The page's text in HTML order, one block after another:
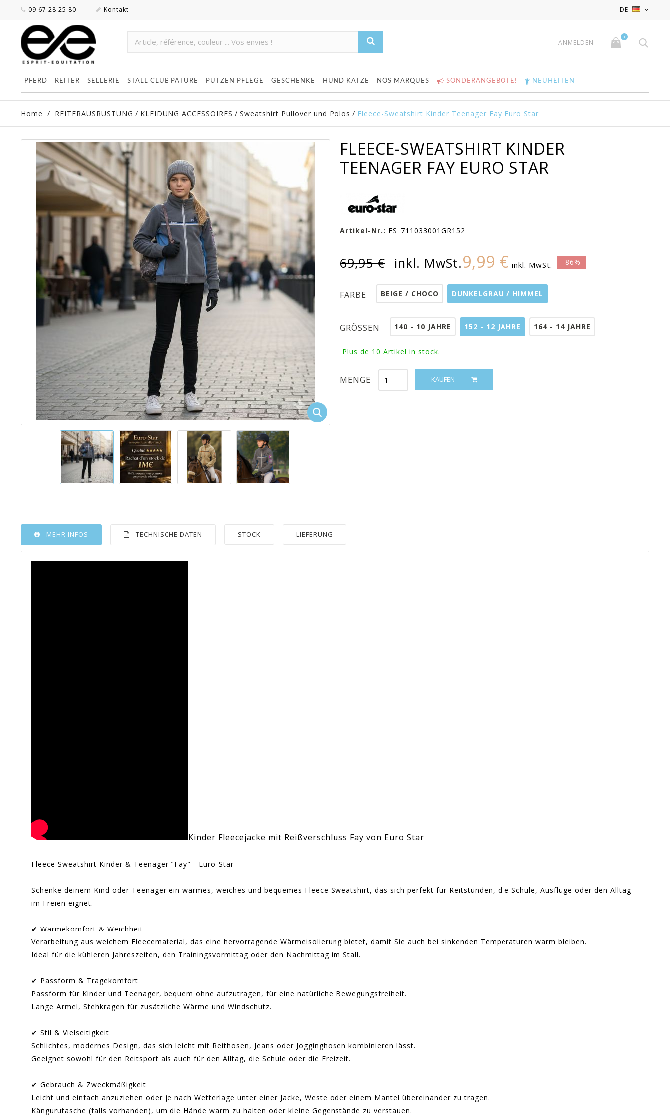
DE
09 67 28 25 80 Kontakt
ANMELDEN
0
PFERD REITER SELLERIE STALL CLUB PATURE PUTZEN PFLEGE GESCHENKE HUND KATZE NOS MARQUES SONDERANGEBOTE! NEUHEITEN
Home / REITERAUSRÜSTUNG / KLEIDUNG ACCESSOIRES / Sweatshirt Pullover und Polos / Fleece-Sweatshirt Kinder Teenager Fay Euro Star
FLEECE-SWEATSHIRT KINDER
TEENAGER FAY EURO STAR
Artikel-Nr.: ES_711033001GR152
69,95 € inkl. MwSt.9,99 € inkl. MwSt. -86%
FARBE BEIGE / CHOCO DUNKELGRAU / HIMMEL
GRÖSSEN 140 - 10 JAHRE 152 - 12 JAHRE 164 - 14 JAHRE
Plus de 10 Artikel in stock.
MENGE KAUFEN
MEHR INFOS TECHNISCHE DATEN STOCK LIEFERUNG
Kinder Fleecejacke mit Reißverschluss Fay von Euro Star
Fleece Sweatshirt Kinder & Teenager "Fay" - Euro-Star
Schenke deinem Kind oder Teenager ein warmes, weiches und bequemes Fleece Sweatshirt, das sich perfekt für Reitstunden, die Schule, Ausflüge oder den Alltag
im Freien eignet.
✔ Wärmekomfort & Weichheit
Verarbeitung aus weichem Fleecematerial, das eine hervorragende Wärmeisolierung bietet, damit Sie auch bei sinkenden Temperaturen warm bleiben.
Ideal für die kühleren Jahreszeiten, den Trainingsvormittag oder den Nachmittag im Stall.
✔ Passform & Tragekomfort
Passform für Kinder und Teenager, bequem ohne aufzutragen, für eine natürliche Bewegungsfreiheit.
Lange Ärmel, Stehkragen für zusätzliche Wärme und Windschutz.
✔ Stil & Vielseitigkeit
Schlichtes, modernes Design, das sich leicht mit Reithosen, Jeans oder Jogginghosen kombinieren lässt.
Geeignet sowohl für den Reitsport als auch für den Alltag, die Schule oder die Freizeit.
✔ Gebrauch & Zweckmäßigkeit
Leicht und einfach anzuziehen oder je nach Wetterlage unter einer Jacke, Weste oder einem Mantel übereinander zu tragen.
Kängurutasche (falls vorhanden), um die Hände warm zu halten oder kleine Gegenstände zu verstauen.